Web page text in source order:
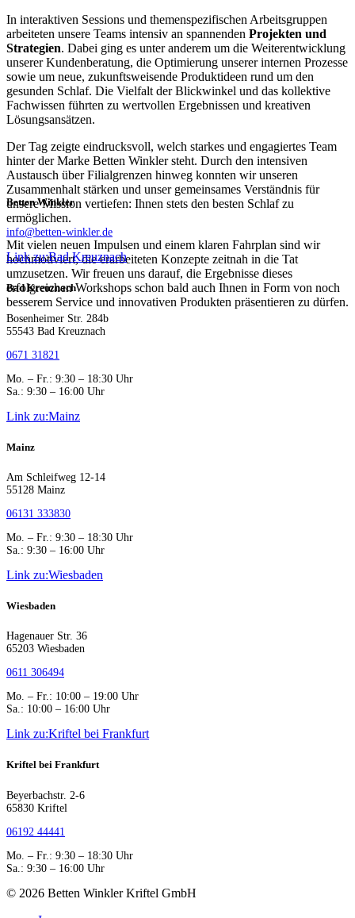
In interaktiven Sessions und themenspezifischen Arbeitsgruppen
arbeiteten unsere Teams intensiv an spannenden Projekten und
Strategien. Dabei ging es unter anderem um die Weiterentwicklung
unserer Kundenberatung, die Optimierung unserer internen Prozesse
sowie um neue, zukunftsweisende Produktideen rund um den
gesunden Schlaf. Die Vielfalt der Blickwinkel und das kollektive
Fachwissen führten zu wertvollen Ergebnissen und kreativen
Lösungsansätzen.
Der Tag zeigte eindrucksvoll, welch starkes und engagiertes Team
hinter der Marke Betten Winkler steht. Durch den intensiven
Austausch über Filialgrenzen hinweg konnten wir unseren
Zusammenhalt stärken und unser gemeinsames Verständnis für
unsere Mission vertiefen: Ihnen stets den besten Schlaf zu
ermöglichen.
Mit vielen neuen Impulsen und einem klaren Fahrplan sind wir
hochmotiviert, die erarbeiteten Konzepte zeitnah in die Tat
umzusetzen. Wir freuen uns darauf, die Ergebnisse dieses
erfolgreichen Workshops schon bald auch Ihnen in Form von noch
besserem Service und innovativen Produkten präsentieren zu dürfen.
Betten Winkler
info@betten-winkler.de
Link zu:Bad Kreuznach
Bad Kreuznach
Bosenheimer Str. 284b
55543 Bad Kreuznach
0671 31821
Mo. – Fr.: 9:30 – 18:30 Uhr
Sa.: 9:30 – 16:00 Uhr
Link zu:Mainz
Mainz
Am Schleifweg 12-14
55128 Mainz
06131 333830
Mo. – Fr.: 9:30 – 18:30 Uhr
Sa.: 9:30 – 16:00 Uhr
Link zu:Wiesbaden
Wiesbaden
Hagenauer Str. 36
65203 Wiesbaden
0611 306494
Mo. – Fr.: 10:00 – 19:00 Uhr
Sa.: 10:00 – 16:00 Uhr
Link zu:Kriftel bei Frankfurt
Kriftel bei Frankfurt
Beyerbachstr. 2-6
65830 Kriftel
06192 44441
Mo. – Fr.: 9:30 – 18:30 Uhr
Sa.: 9:30 – 16:00 Uhr
© 2026 Betten Winkler Kriftel GmbH